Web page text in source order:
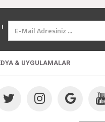
& UYGULAMALAR